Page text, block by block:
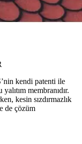
kendi patenti ile
membranıdır.
kesin sızdırmazlık
de çözüm